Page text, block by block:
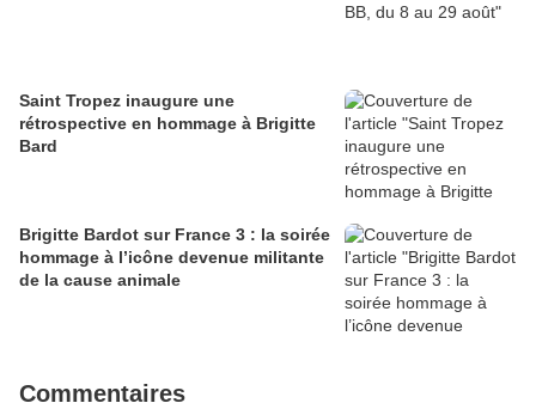
Saint Tropez inaugure une
rétrospective en hommage à Brigitte
Bard
Brigitte Bardot sur France 3 : la soirée
hommage à l’icône devenue militante
de la cause animale
Commentaires